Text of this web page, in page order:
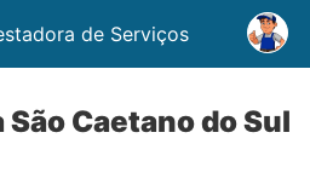
de Serviços
Caetano do Sul